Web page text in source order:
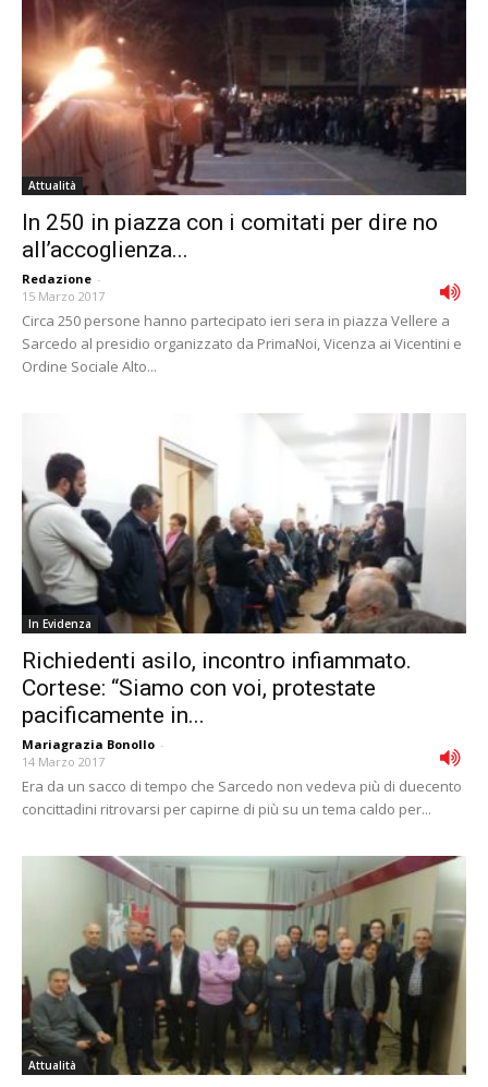
Attualità
In 250 in piazza con i comitati per dire no
all’accoglienza...
Redazione -
15 Marzo 2017
Circa 250 persone hanno partecipato ieri sera in piazza Vellere a
Sarcedo al presidio organizzato da PrimaNoi, Vicenza ai Vicentini e
Ordine Sociale Alto...
In Evidenza
Richiedenti asilo, incontro infiammato.
Cortese: “Siamo con voi, protestate
pacificamente in...
Mariagrazia Bonollo -
14 Marzo 2017
Era da un sacco di tempo che Sarcedo non vedeva più di duecento
concittadini ritrovarsi per capirne di più su un tema caldo per...
Attualità